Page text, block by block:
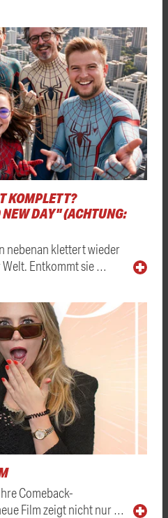
KOMPLETT?
DAY" (ACHTUNG:
nebenan klettert wieder
Entkommt sie …
Comeback-
Film zeigt nicht nur …